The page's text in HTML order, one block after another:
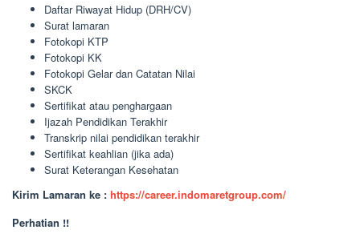
Daftar Riwayat Hidup (DRH/CV)
Surat lamaran
Fotokopi KTP
Fotokopi KK
Fotokopi Gelar dan Catatan Nilai
SKCK
Sertifikat atau penghargaan
Ijazah Pendidikan Terakhir
Transkrip nilai pendidikan terakhir
Sertifikat keahlian (jika ada)
Surat Keterangan Kesehatan
Kirim Lamaran ke : https://career.indomaretgroup.com/
Perhatian !!